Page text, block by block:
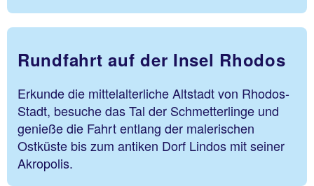
Rundfahrt auf der Insel Rhodos
Erkunde die mittelalterliche Altstadt von Rhodos-
Stadt, besuche das Tal der Schmetterlinge und
genieße die Fahrt entlang der malerischen
Ostküste bis zum antiken Dorf Lindos mit seiner
Akropolis.